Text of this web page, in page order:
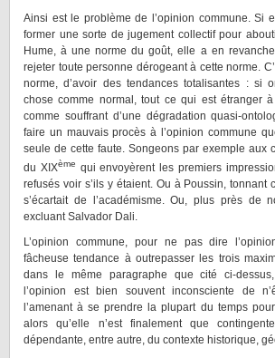
Ainsi est le problème de l’opinion commune. Si
former une sorte de jugement collectif pour
Hume, à une norme du goût, elle a en
rejeter toute personne dérogeant à cette norme.
norme, d’avoir des tendances totalisantes : si
chose comme normal, tout ce qui est étranger
comme souffrant d’une dégradation quasi-
faire un mauvais procès à l’opinion commune
seule de cette faute. Songeons par exemple aux
du XIXème qui envoyèrent les premiers
refusés voir s’ils y étaient. Ou à Poussin, tonnant
s’écartait de l’académisme. Ou, plus près de
excluant Salvador Dali.
L’opinion commune, pour ne pas dire
fâcheuse tendance à outrepasser les trois
dans le même paragraphe que cité ci-
l’opinion est bien souvent inconsciente de
l’amenant à se prendre la plupart du temps
alors qu’elle n’est finalement que
dépendante, entre autre, du contexte historique,